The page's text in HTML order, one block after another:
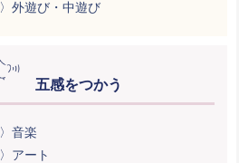
〉外遊び・中遊び
五感をつかう
〉音楽
〉アート